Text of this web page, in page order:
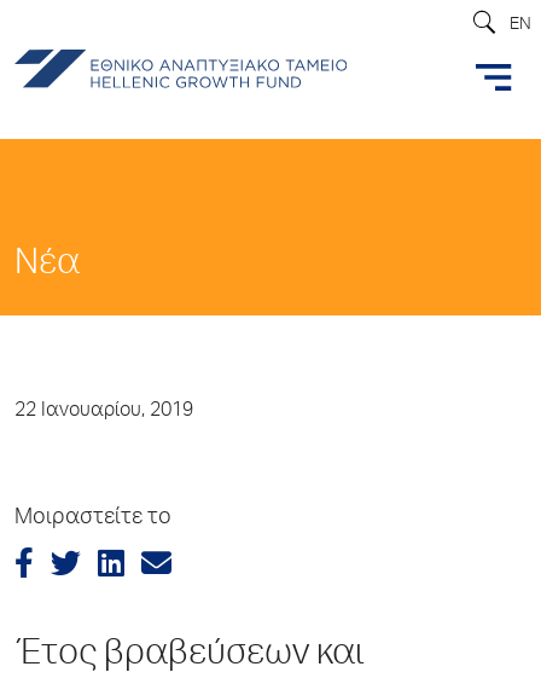
EN
Νέα
22 Ιανουαρίου, 2019
Μοιραστείτε το
Έτος βραβεύσεων και